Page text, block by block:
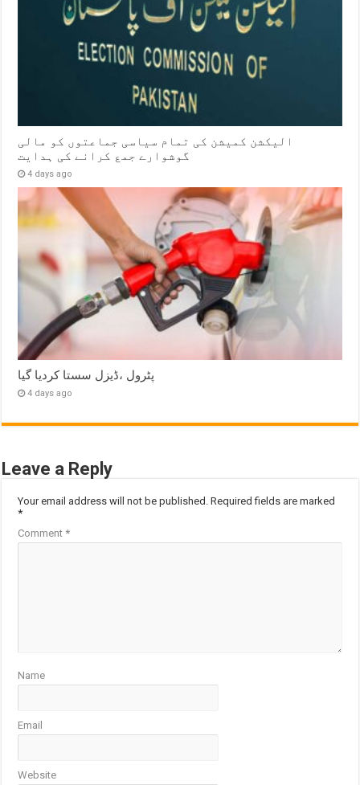
الیکشن کمیشن کی تمام سیاسی جماعتوں کو مالی
گوشوارے جمع کرانے کی ہدایت
4 days ago
پٹرول ،ڈیزل سستا کردیا گیا
4 days ago
Leave a Reply
Your email address will not be published. Required fields are marked
*
Comment*
Name
Email
Website